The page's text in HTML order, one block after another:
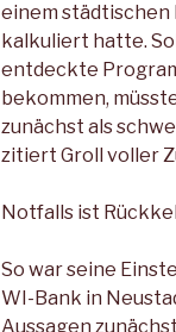
einem städtischen
kalkuliert hatte.
entdeckte
bekommen,
zunächst als
zitiert Groll voller
Notfalls ist
So war seine
WI-Bank in
Aussagen